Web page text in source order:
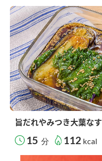
旨だれやみつき大葉なす
15 分 112 kcal